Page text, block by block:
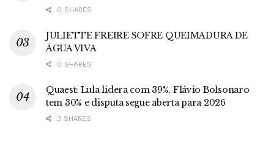
0 SHARES
JULIETTE FREIRE SOFRE QUEIMADURA DE
ÁGUA VIVA
0 SHARES
Quaest: Lula lidera com 39%, Flávio Bolsonaro
tem 30% e disputa segue aberta para 2026
3 SHARES